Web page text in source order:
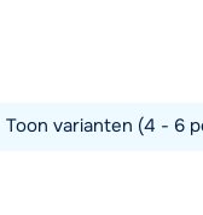
Toon varianten (4 - 6